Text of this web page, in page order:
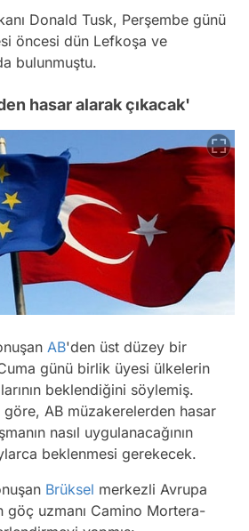
Donald Tusk, Perşembe günü
öncesi dün Lefkoşa ve
bulunmuştu.
hasar alarak çıkacak'
AB'den üst düzey bir
günü birlik üyesi ülkelerin
beklendiğini söylemiş.
göre, AB müzakerelerden hasar
nasıl uygulanacağının
beklenmesi gerekecek.
Brüksel merkezli Avrupa
göç uzmanı Camino Mortera-